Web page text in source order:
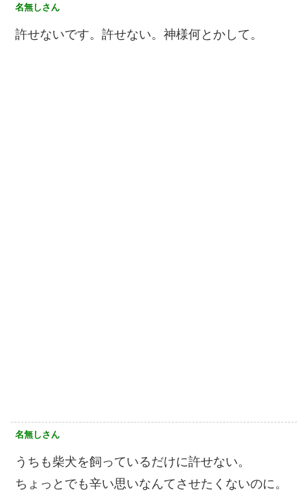
名無しさん
許せないです。許せない。神様何とかして。
名無しさん
うちも柴犬を飼っているだけに許せない。
ちょっとでも辛い思いなんてさせたくないのに。